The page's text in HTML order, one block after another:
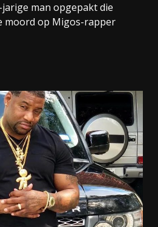
man opgepakt die
moord op Migos-rapper